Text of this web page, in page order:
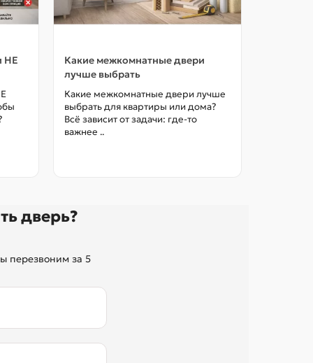
НЕ
Какие межкомнатные двери
лучше выбрать
Какие межкомнатные двери лучше
выбрать для квартиры или дома?
Всё зависит от задачи: где-то
важнее ..
дверь?
перезвоним за 5